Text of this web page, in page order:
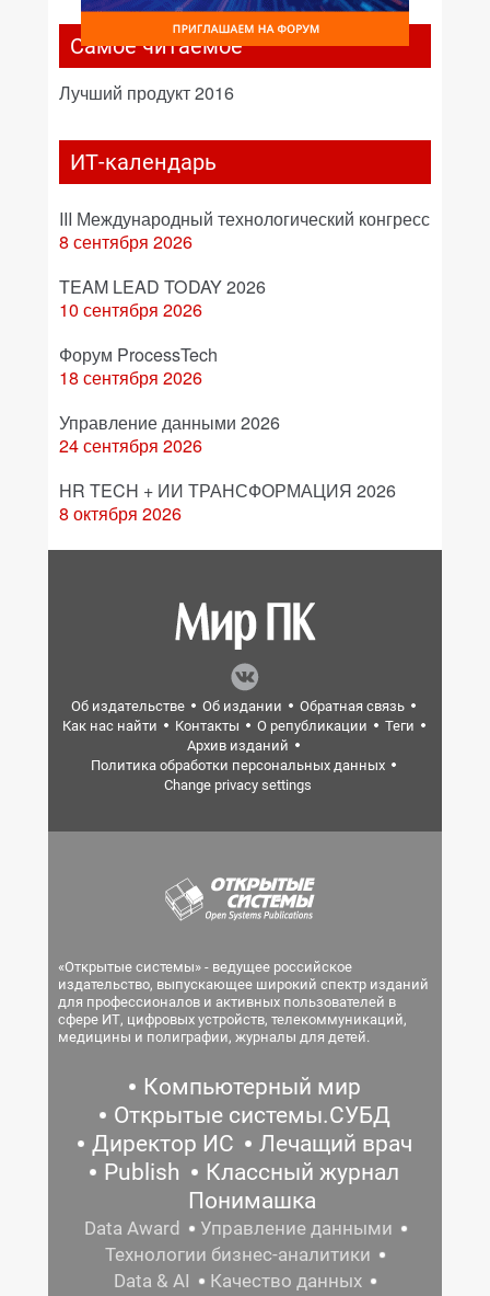
Самое читаемое
Лучший продукт 2016
ИТ-календарь
III Международный технологический конгресс
8 сентября 2026
TEAM LEAD TODAY 2026
10 сентября 2026
Форум ProcessTech
18 сентября 2026
Управление данными 2026
24 сентября 2026
HR TECH + ИИ ТРАНСФОРМАЦИЯ 2026
8 октября 2026
Об издательстве Об издании
Обратная связь
Как нас найти
Контакты О републикации
Теги
Архив изданий
Политика обработки персональных данных
Change privacy settings
«Открытые системы» - ведущее российское
издательство, выпускающее широкий спектр изданий
для профессионалов и активных пользователей в
сфере ИТ, цифровых устройств, телекоммуникаций,
медицины и полиграфии, журналы для детей.
Компьютерный мир
Открытые системы.СУБД
Директор ИС
Лечащий врач
Publish
Классный журнал
Понимашка
Data Award
Управление данными
Технологии бизнес-аналитики
Data & AI
Качество данных